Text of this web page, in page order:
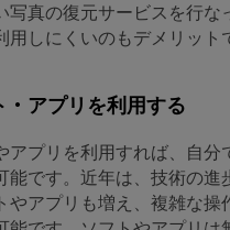
写真の復元サービスを行な
用しにくいのもデメリット
・アプリを利用する
アプリを利用すれば、自分
能です。近年は、技術の進
やアプリも増え、複雑な操